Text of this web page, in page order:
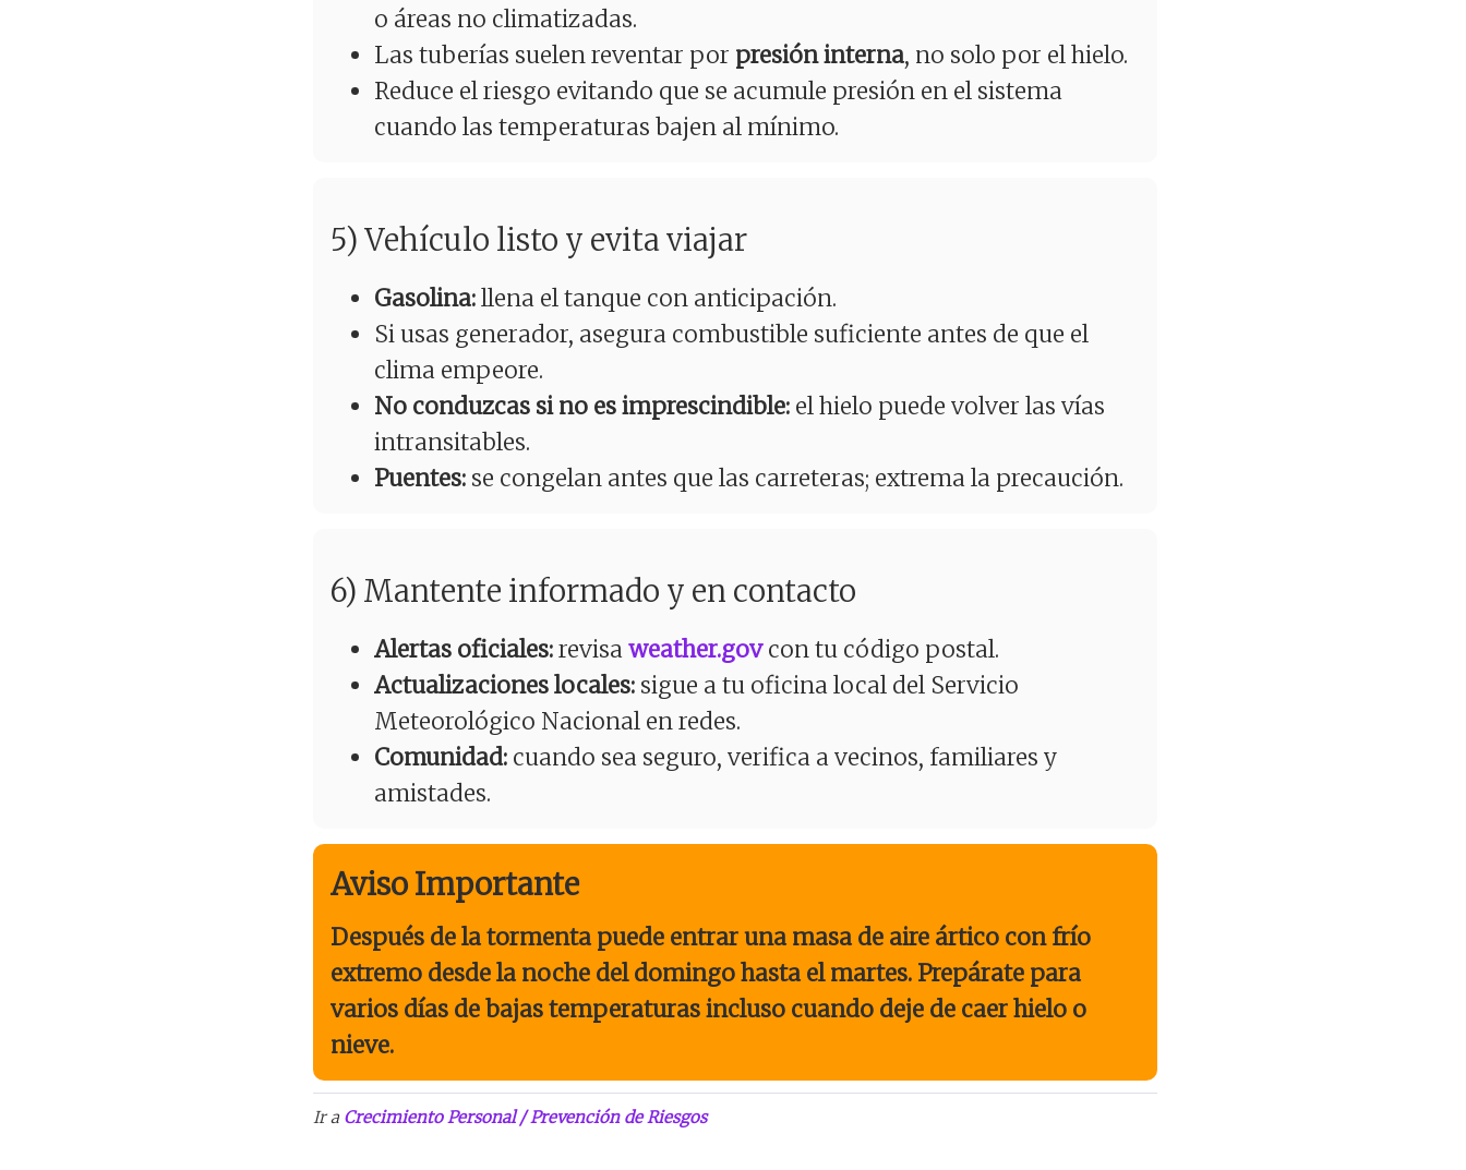
o áreas no climatizadas.
Las tuberías suelen reventar por presión interna, no solo por el hielo.
Reduce el riesgo evitando que se acumule presión en el sistema
cuando las temperaturas bajen al mínimo.
5) Vehículo listo y evita viajar
Gasolina:llena el tanque con anticipación.
Si usas generador, asegura combustible suficiente antes de que el
clima empeore.
No conduzcas si no es imprescindible: el hielo puede volver las vías
intransitables.
Puentes: se congelan antes que las carreteras; extrema la precaución.
6) Mantente informado y en contacto
Alertas oficiales:revisaweather.govcon tu código postal.
Actualizaciones locales: sigue a tu oficina local del Servicio
Meteorológico Nacional en redes.
Comunidad: cuando sea seguro, verifica a vecinos, familiares y
amistades.
Aviso Importante
Después de la tormenta puede entrar una masa de aire ártico con frío
extremo desde la noche del domingo hasta el martes. Prepárate para
varios días de bajas temperaturas incluso cuando deje de caer hielo o
nieve.
Ir a Crecimiento Personal / Prevención de Riesgos